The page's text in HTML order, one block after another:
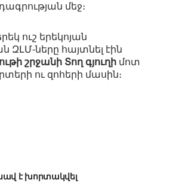
մեջ։
ուշ երեկոյան
ԶԼՄ-ները հայտնել էին
շրջանի Տող գյուղի մոտ
ու զոհերի մասին։
է խորտակվել